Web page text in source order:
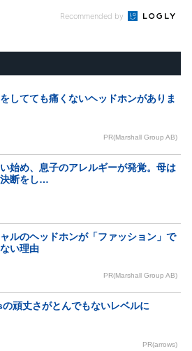
Recommended by
してても痛くないヘッドホンがありま
PR(Marshall Group AB)
始め、息子のアレルギーが発覚。母は
断をし…
ルのヘッドホンが「ファッション」で
い理由
PR(Marshall Group AB)
頑丈さがとんでもないレベルに
PR(arrows)